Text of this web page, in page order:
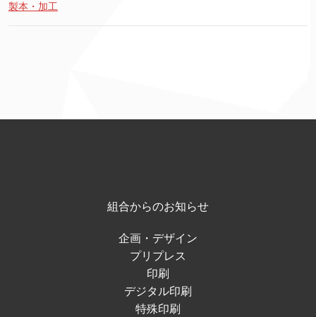
製本・加工
組合からのお知らせ
企画・デザイン
プリプレス
印刷
デジタル印刷
特殊印刷